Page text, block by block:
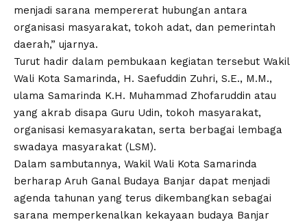
menjadi sarana mempererat hubungan antara
organisasi masyarakat, tokoh adat, dan pemerintah
daerah,” ujarnya.
Turut hadir dalam pembukaan kegiatan tersebut Wakil
Wali Kota Samarinda, H. Saefuddin Zuhri, S.E., M.M.,
ulama Samarinda K.H. Muhammad Zhofaruddin atau
yang akrab disapa Guru Udin, tokoh masyarakat,
organisasi kemasyarakatan, serta berbagai lembaga
swadaya masyarakat (LSM).
Dalam sambutannya, Wakil Wali Kota Samarinda
berharap Aruh Ganal Budaya Banjar dapat menjadi
agenda tahunan yang terus dikembangkan sebagai
sarana memperkenalkan kekayaan budaya Banjar